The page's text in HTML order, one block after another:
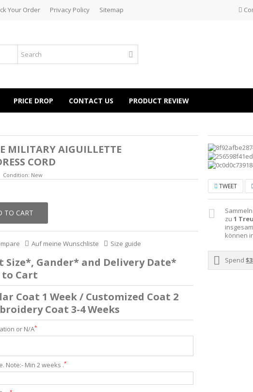
Your Order Privacy Policy Sitemap
PRICE DROP CONTACT US PRODUCT REVIEW
MILITARY AIGUILLETTE
CORD
Condition: New
TO CART
Auf meine Wunschliste Size guide
Size*, Gander* and Delivery Date*
to Cart
Coat 1 Week / Customized Coat 2
Coat 3-4 Weeks
or N/A*
Note:- Min 2 weeks .*
TWEET
zu1
können
Spend